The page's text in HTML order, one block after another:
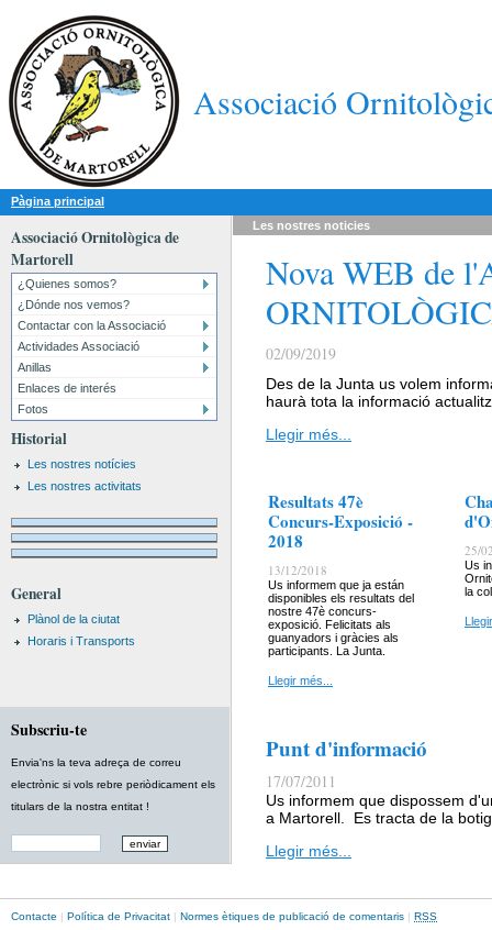
Associació
Pàgina principal
Associació Ornitològica de
Martorell
¿Quienes somos?
¿Dónde nos vemos?
Contactar con la Associació
Actividades Associació
Anillas
Enlaces de interés
Fotos
Historial
Les nostres notícies
Les nostres activitats
General
Plànol de la ciutat
Horaris i Transports
Subscriu-te
Envia'ns la teva adreça de correu
electrònic si vols rebre periòdicament els
titulars de la nostra entitat !
Les nostres noticies
Nova WEB de
02/09/2019
Des de la Junta us volem
haurà tota la informació
Llegir més...
Resultats 47è
Concurs-Exposició -
2018
13/12/2018
Us informem que ja están
disponibles els resultats del
nostre 47è concurs-
exposició. Felicitats als
guanyadors i gràcies als
participants. La Junta.
Llegir més...
25/
Us
la
Punt d'informació
17/07/2011
Us informem que dispossem
a Martorell. Es tracta de la
Llegir més...
Contacte | Política de Privacitat | Normes ètiques de publicació de comentaris | RSS